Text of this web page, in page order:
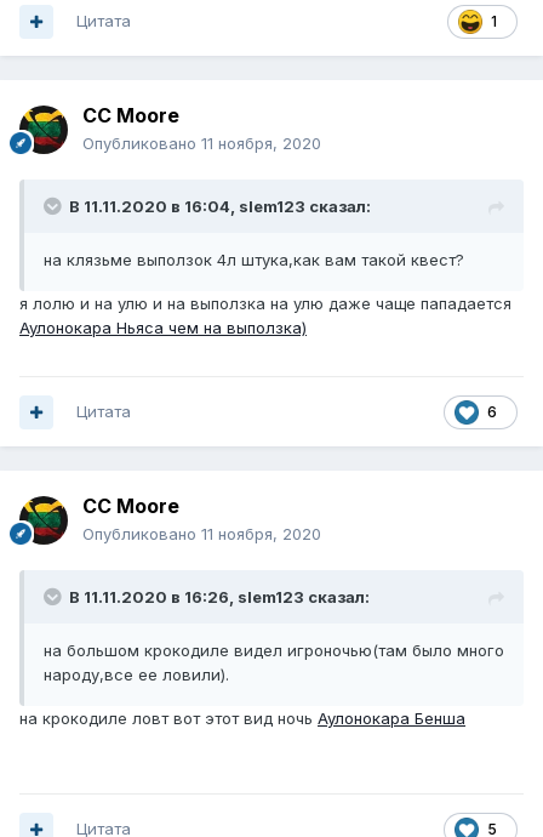
1
Цитата
CC Moore
Опубликовано 11 ноября, 2020
В 11.11.2020 в 16:04, slem123 сказал:
на клязьме выползок 4л штука,как вам такой квест?
я лолю и на улю и на выползка на улю даже чаще пападается
Аулонокара Ньяса чем на выползка)
6
Цитата
CC Moore
Опубликовано 11 ноября, 2020
В 11.11.2020 в 16:26, slem123 сказал:
на большом крокодиле видел игроночью(там было много
народу,все ее ловили).
на крокодиле ловт вот этот вид ночь Аулонокара Бенша
5
Цитата